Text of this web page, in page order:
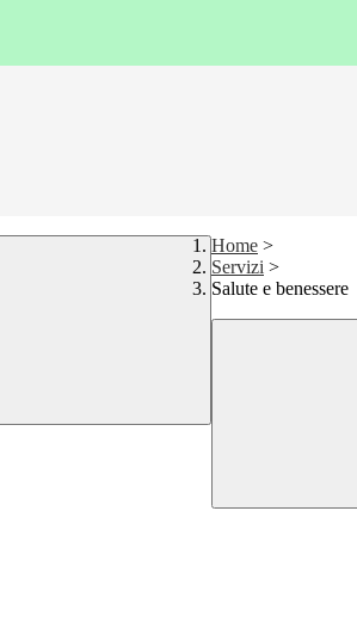
Home >
Servizi >
Salute e benessere